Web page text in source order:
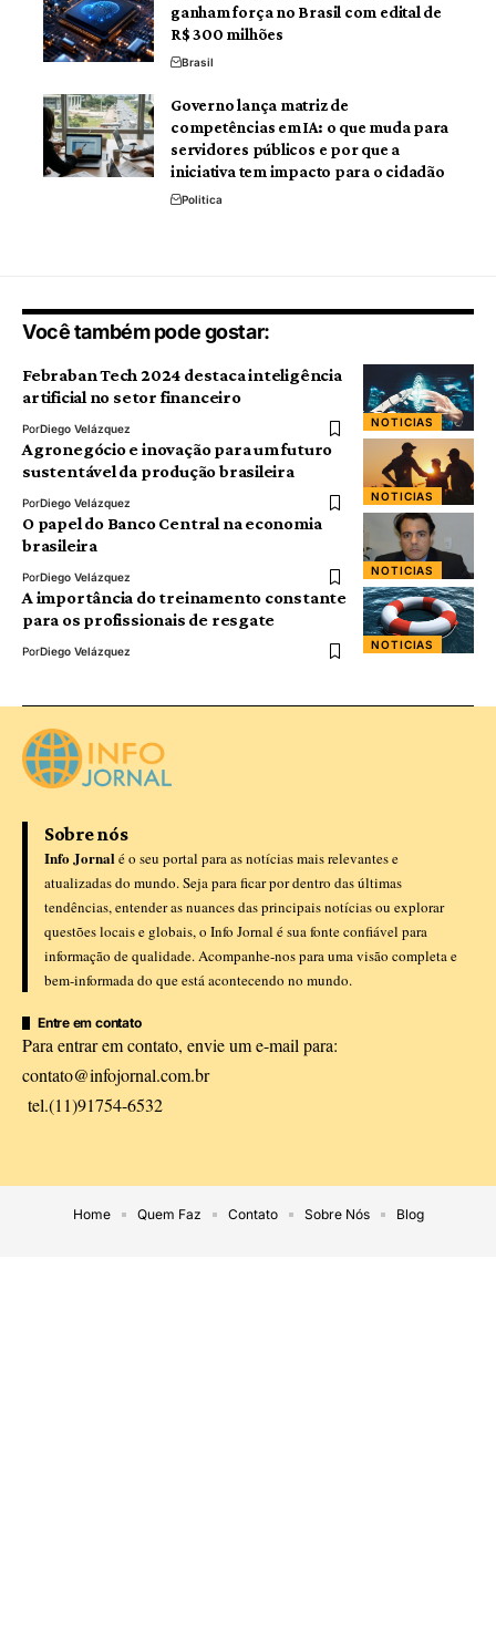
ganham força no Brasil com edital de
R$ 300 milhões
Brasil
Governo lança matriz de
competências em IA: o que muda para
servidores públicos e por que a
iniciativa tem impacto para o cidadão
Politica
Você também pode gostar:
NOTICIAS
Febraban Tech 2024 destaca inteligência
artificial no setor financeiro
PorDiego Velázquez
NOTICIAS
Agronegócio e inovação para um futuro
sustentável da produção brasileira
PorDiego Velázquez
NOTICIAS
O papel do Banco Central na economia
brasileira
PorDiego Velázquez
NOTICIAS
A importância do treinamento constante
para os profissionais de resgate
PorDiego Velázquez
Sobre nós
Info Jornal é o seu portal para as notícias mais relevantes e
atualizadas do mundo. Seja para ficar por dentro das últimas
tendências, entender as nuances das principais notícias ou explorar
questões locais e globais, o Info Jornal é sua fonte confiável para
informação de qualidade. Acompanhe-nos para uma visão completa e
bem-informada do que está acontecendo no mundo.
Entre em contato
Para entrar em contato, envie um e-mail para:
contato@infojornal.com.br
tel.(11)91754-6532
Home Quem Faz Contato Sobre Nós Blog